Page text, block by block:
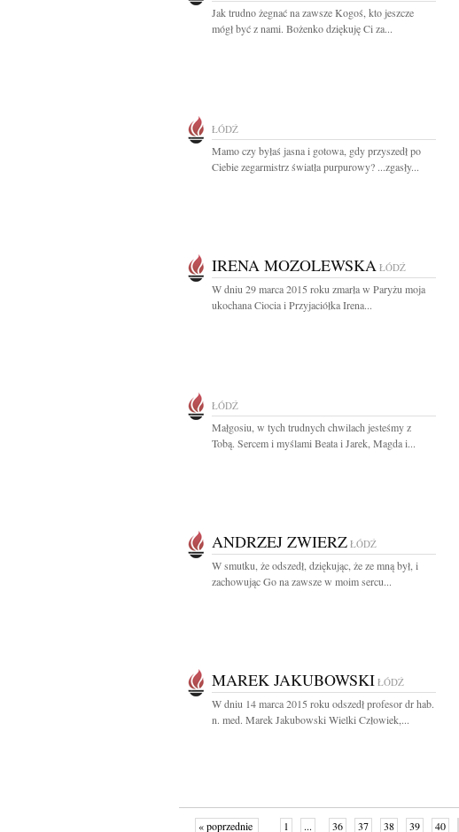
Jak trudno żegnać na zawsze Kogoś, kto jeszcze
mógł być z nami. Bożenko dziękuję Ci za...
ŁÓDŹ
Mamo czy byłaś jasna i gotowa, gdy przyszedł po
Ciebie zegarmistrz światła purpurowy? ...zgasły...
IRENA MOZOLEWSKA ŁÓDŹ
W dniu 29 marca 2015 roku zmarła w Paryżu moja
ukochana Ciocia i Przyjaciółka Irena...
ŁÓDŹ
Małgosiu, w tych trudnych chwilach jesteśmy z
Tobą. Sercem i myślami Beata i Jarek, Magda i...
ANDRZEJ ZWIERZ ŁÓDŹ
W smutku, że odszedł, dziękując, że ze mną był, i
zachowując Go na zawsze w moim sercu...
MAREK JAKUBOWSKI ŁÓDŹ
W dniu 14 marca 2015 roku odszedł profesor dr hab.
n. med. Marek Jakubowski Wielki Człowiek,...
« poprzednie 1 ... 36 37 38 39 40